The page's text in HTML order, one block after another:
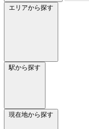
エリアから探す
駅から探す
現在地から探す